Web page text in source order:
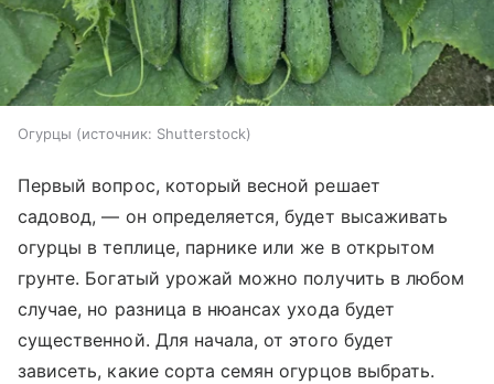
Огурцы источник: Shutterstock
Первый вопрос, который весной решает
садовод, — он определяется, будет высаживать
огурцы в теплице, парнике или же в открытом
грунте. Богатый урожай можно получить в любом
случае, но разница в нюансах ухода будет
существенной. Для начала, от этого будет
зависеть, какие сорта семян огурцов выбрать.